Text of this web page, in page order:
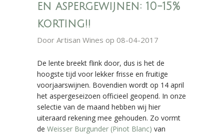
en aspergewijnen: 10-15%
korting!!
Door Artisan Wines op 08-04-2017
De lente breekt flink door, dus is het de
hoogste tijd voor lekker frisse en fruitige
voorjaarswijnen. Bovendien wordt op 14 april
het aspergeseizoen officieel geopend. In onze
selectie van de maand hebben wij hier
uiteraard rekening mee gehouden. Zo vormt
de Weisser Burgunder (Pinot Blanc) van